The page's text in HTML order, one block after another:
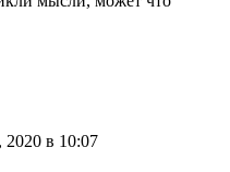
2020 в 10:07